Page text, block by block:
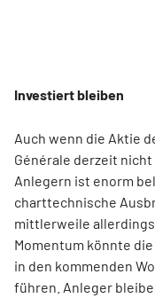
Investiert bleiben
Auch wenn die Aktie
Générale derzeit
Anlegern ist enorm
charttechnische
mittlerweile
Momentum könnte
in den kommenden
führen. Anleger